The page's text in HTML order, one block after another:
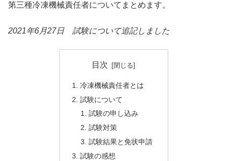
第三種冷凍機械責任者についてまとめます。
2021年6月27日 試験について追記しました
目次
冷凍機械責任者とは
試験について
試験の申し込み
試験対策
試験結果と免状申請
試験の感想